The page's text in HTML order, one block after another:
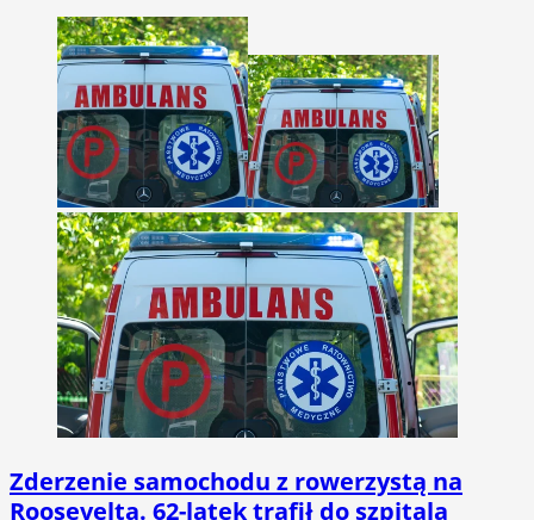
Zderzenie samochodu z rowerzystą na
Roosevelta. 62-latek trafił do szpitala